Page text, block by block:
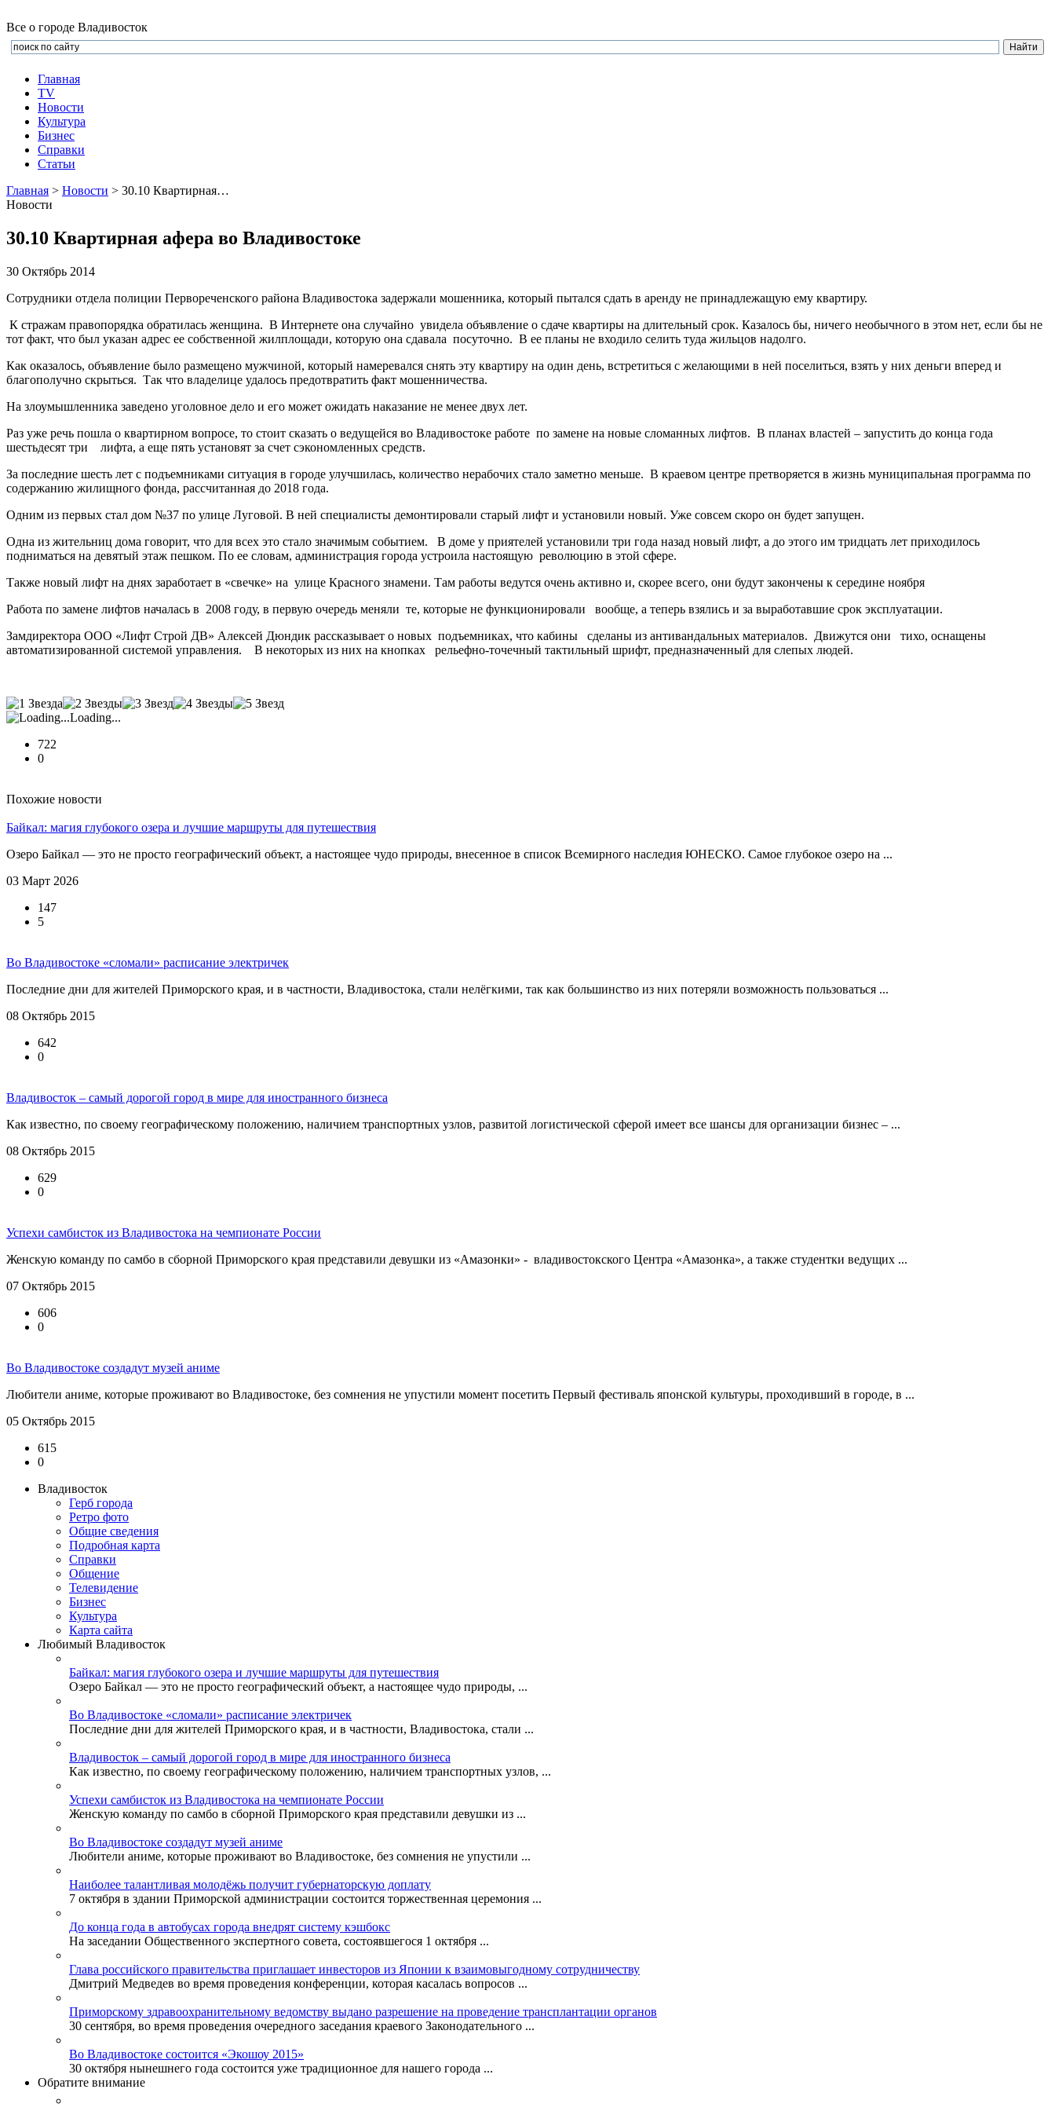
Все о городе Владивосток
Главная
TV
Новости
Культура
Бизнеc
Справки
Статьи
Главная > Новости > 30.10 Квартирная…
Новости
30.10 Квартирная афера во Владивостоке
30 Октябрь 2014
Сотрудники отдела полиции Первореченского района Владивостока задержали мошенника, который пытался сдать в аренду не принадлежащую ему квартиру.
К стражам правопорядка обратилась женщина. В Интернете она случайно увидела объявление о сдаче квартиры на длительный срок. Казалось бы, ничего необычного в этом нет, если бы не
тот факт, что был указан адрес ее собственной жилплощади, которую она сдавала посуточно. В ее планы не входило селить туда жильцов надолго.
Как оказалось, объявление было размещено мужчиной, который намеревался снять эту квартиру на один день, встретиться с желающими в ней поселиться, взять у них деньги вперед и
благополучно скрыться. Так что владелице удалось предотвратить факт мошенничества.
На злоумышленника заведено уголовное дело и его может ожидать наказание не менее двух лет.
Раз уже речь пошла о квартирном вопросе, то стоит сказать о ведущейся во Владивостоке работе по замене на новые сломанных лифтов. В планах властей – запустить до конца года
шестьдесят три лифта, а еще пять установят за счет сэкономленных средств.
За последние шесть лет с подъемниками ситуация в городе улучшилась, количество нерабочих стало заметно меньше. В краевом центре претворяется в жизнь муниципальная программа по
содержанию жилищного фонда, рассчитанная до 2018 года.
Одним из первых стал дом №37 по улице Луговой. В ней специалисты демонтировали старый лифт и установили новый. Уже совсем скоро он будет запущен.
Одна из жительниц дома говорит, что для всех это стало значимым событием. В доме у приятелей установили три года назад новый лифт, а до этого им тридцать лет приходилось
подниматься на девятый этаж пешком. По ее словам, администрация города устроила настоящую революцию в этой сфере.
Также новый лифт на днях заработает в «свечке» на улице Красного знамени. Там работы ведутся очень активно и, скорее всего, они будут закончены к середине ноября
Работа по замене лифтов началась в 2008 году, в первую очередь меняли те, которые не функционировали вообще, а теперь взялись и за выработавшие срок эксплуатации.
Замдиректора ООО «Лифт Строй ДВ» Алексей Дюндик рассказывает о новых подъемниках, что кабины сделаны из антивандальных материалов. Движутся они тихо, оснащены
автоматизированной системой управления. В некоторых из них на кнопках
рельефно-точечный тактильный шрифт, предназначенный для слепых людей.
Loading...
722
0
Похожие новости
Байкал: магия глубокого озера и лучшие маршруты для путешествия
Озеро Байкал — это не просто географический объект, а настоящее чудо природы, внесенное в список Всемирного наследия ЮНЕСКО. Самое глубокое озеро на ...
03 Март 2026
147
5
Во Владивостоке «сломали» расписание электричек
Последние дни для жителей Приморского края, и в частности, Владивостока, стали нелёгкими, так как большинство из них потеряли возможность пользоваться ...
08 Октябрь 2015
642
0
Владивосток – самый дорогой город в мире для иностранного бизнеса
Как известно, по своему географическому положению, наличием транспортных узлов, развитой логистической сферой имеет все шансы для организации бизнес – ...
08 Октябрь 2015
629
0
Успехи самбисток из Владивостока на чемпионате России
Женскую команду по самбо в сборной Приморского края представили девушки из «Амазонки» - владивостокского Центра «Амазонка», а также студентки ведущих ...
07 Октябрь 2015
606
0
Во Владивостоке создадут музей аниме
Любители аниме, которые проживают во Владивостоке, без сомнения не упустили момент посетить Первый фестиваль японской культуры, проходивший в городе, в ...
05 Октябрь 2015
615
0
Владивосток
Герб города
Ретро фото
Общие сведения
Подробная карта
Справки
Общение
Телевидение
Бизнеc
Культура
Карта сайта
Любимый Владивосток
Байкал: магия глубокого озера и лучшие маршруты для путешествия
Озеро Байкал — это не просто географический объект, а настоящее чудо природы, ...
Во Владивостоке «сломали» расписание электричек
Последние дни для жителей Приморского края, и в частности, Владивостока, стали ...
Владивосток – самый дорогой город в мире для иностранного бизнеса
Как известно, по своему географическому положению, наличием транспортных узлов, ...
Успехи самбисток из Владивостока на чемпионате России
Женскую команду по самбо в сборной Приморского края представили девушки из ...
Во Владивостоке создадут музей аниме
Любители аниме, которые проживают во Владивостоке, без сомнения не упустили ...
Наиболее талантливая молодёжь получит губернаторскую доплату
7 октября в здании Приморской администрации состоится торжественная церемония ...
До конца года в автобусах города внедрят систему кэшбокс
На заседании Общественного экспертного совета, состоявшегося 1 октября ...
Глава российского правительства приглашает инвесторов из Японии к взаимовыгодному сотрудничеству
Дмитрий Медведев во время проведения конференции, которая касалась вопросов ...
Приморскому здравоохранительному ведомству выдано разрешение на проведение трансплантации органов
30 сентября, во время проведения очередного заседания краевого Законодательного ...
Во Владивостоке состоится «Экошоу 2015»
30 октября нынешнего года состоится уже традиционное для нашего города ...
Обратите внимание